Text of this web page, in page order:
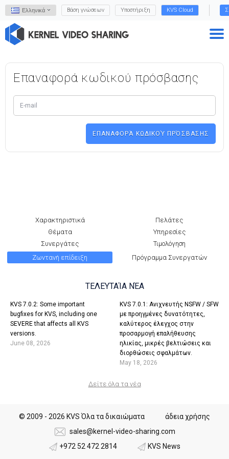
Ελληνικά Βάση γνώσεων Υποστήριξη KVS Cloud
Επαναφορά κωδικού πρόσβασης
Χαρακτηριστικά
Πελάτες
Θέματα
Υπηρεσίες
Συνεργάτες
Τιμολόγηση
Ζωντανή επίδειξη
Πρόγραμμα Συνεργατών
ΤΕΛΕΥΤΑΊΑ ΝΈΑ
KVS 7.0.2: Some important
bugfixes for KVS, including one
SEVERE that affects all KVS
versions.
June 08, 2026
KVS 7.0.1: Ανιχνευτής NSFW / SFW
με προηγμένες δυνατότητες,
καλύτερος έλεγχος στην
προσαρμογή επαλήθευσης
ηλικίας, μικρές βελτιώσεις και
διορθώσεις σφαλμάτων.
May 18, 2026
Δείτε όλα τα νέα
© 2009 - 2026 KVS Όλα τα δικαιώματα
άδεια χρήσης
sales@kernel-video-sharing.com
+972 52 472 2814
KVS News